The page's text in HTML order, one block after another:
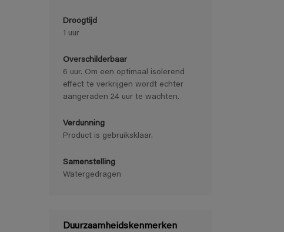
Droogtijd
1 uur
Overschilderbaar
6 uur. Om een optimaal isolerend
effect te verkrijgen wordt echter
aangeraden 24 uur te wachten.
Verdunning
Product is gebruiksklaar.
Samenstelling
Watergedragen
Duurzaamheidskenmerken